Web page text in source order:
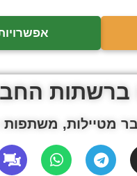
ברשתות
מטיילות, משתפות